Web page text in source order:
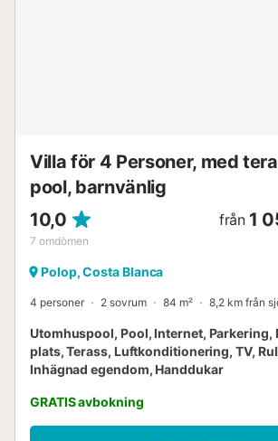
Villa för 4 Personer, med
pool, barnvänlig
10,0
7 omdömen
från 1
Polop, Costa Blanca
4 personer 2 sovrum 84 m² 8,2 km från
Utomhuspool, Pool, Internet, Parkering,
plats, Terass, Luftkonditionering, TV,
Inhägnad egendom, Handdukar
GRATIS avbokning